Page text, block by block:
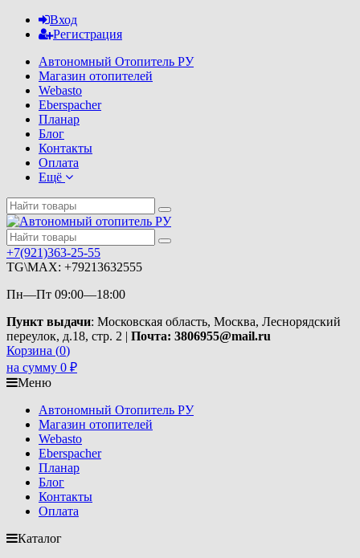
Вход
Регистрация
Автономный Отопитель РУ
Магазин отопителей
Webasto
Eberspacher
Планар
Блог
Контакты
Оплата
Ещё
+7(921)363-25-55
TG\MAX: +79213632555
Пн—Пт 09:00—18:00
Пункт выдачи: Московская область, Москва, Леснорядский
переулок, д.18, стр. 2 | Почта: 3806955@mail.ru
Корзина (0)
на сумму 0 ₽
Меню
Автономный Отопитель РУ
Магазин отопителей
Webasto
Eberspacher
Планар
Блог
Контакты
Оплата
Каталог